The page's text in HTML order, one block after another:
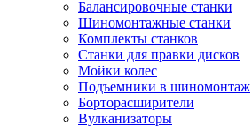
Балансировочные станки
Шиномонтажные станки
Комплекты станков
Станки для правки дисков
Мойки колес
Подъемники в шиномонтаж
Борторасширители
Вулканизаторы